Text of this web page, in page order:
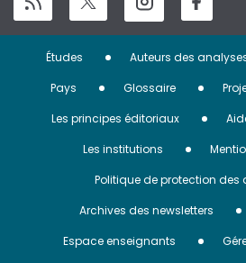
Menu
Pied
page
Études Auteurs des
Pays
Glossaire
Les principes éditoriaux
Les institutions
Politique de protection des
Archives des newsletters
Espace enseignants